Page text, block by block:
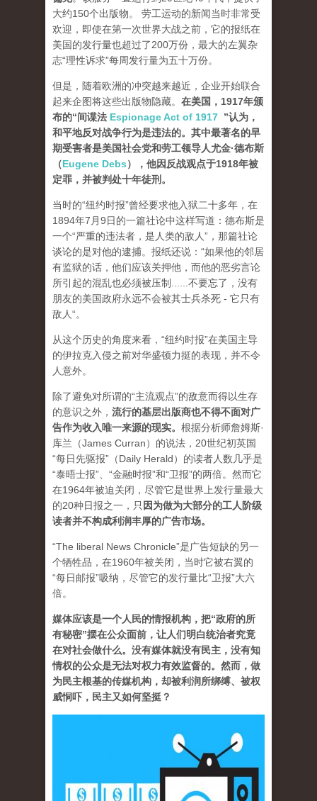
大约150个出版物。 劳工运动的新闻当时非常受
欢迎，即使在第一次世界大战之前，它的报纸在
美国的发行量也超过了200万份，最大的左翼杂
志“理性诉求”每周发行量为五十万份。
但是，随着欧洲的冲突越来越近，企业开始联合
起来企图将这些出版物隐藏。 在美国，1917年颁
布的“间谍法 Espionage Act of 1917 ”认为，
和平地反对战争行为是违法的。其中最著名的早
期受害者是美国社会党和劳工领导人尤金·德布斯
（Eugene Debs），他因反战观点于1918年被
定罪，并被判处十年徒刑。
当时的“纽约时报”曾经要求他入狱二十多年，在
1894年7月9日的一篇社论中这样写道：德布斯是
一个“严重的违法者，是人类的敌人”，那篇社论
谈论的是对他的逮捕。报纸还说：“如果他的邻居
有监狱的话，他们应该关押他，而他的恶劣言论
所引起的混乱也必须被压制......不要忘了，没有
朋友的美国政府永远不会被其士兵杀死 - 它只有
敌人“。
从这个历史的角度来看，“纽约时报”在美国主导
的伊拉克入侵之前对华盛顿力挺的表现，并不令
人意外。
除了避免对所谓的“主流观点”的敌意而得以生存
的意识之外， 流行的基层出版商也不得不面对广
告作为收入唯一来源的现实。 根据分析师詹姆斯·
库兰（James Curran）的说法，20世纪初英国
“每日先驱报”（Daily Herald）的读者人数几乎是
“泰晤士报”、“金融时报”和“卫报”的两倍。然而它
在1964年被迫关闭，尽管它是世界上发行量最大
的20种日报之一， 只 因为做为大部分的工人阶级
读者并不构成利润丰厚的广告市场。
“The liberal News Chronicle”是广告短缺的另一
个牺牲品，在1960年被关闭，当时它被右翼的
“每日邮报”吸纳，尽管它的发行量比“卫报”大六
倍。
媒体应该是一个人民的情报机构，把“政府的所
有秘密”摆在公众面前，让人们明白统治者究竟
在对社会做什么。没有媒体就没有民主，没有知
情权的公众是无法对权力有效监督的。然而，做
为民主根基的传媒机构，却被利润所绑缚、被权
威恫吓，民主又如何坚挺？